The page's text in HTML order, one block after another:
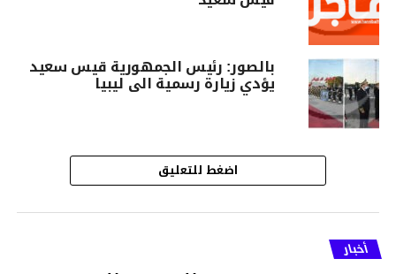
بالصور: رئيس الجمهورية قيس سعيد
يؤدي زيارة رسمية الى ليبيا
اضغط للتعليق
أخبار